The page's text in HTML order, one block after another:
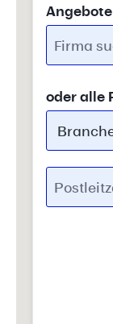
oder alle